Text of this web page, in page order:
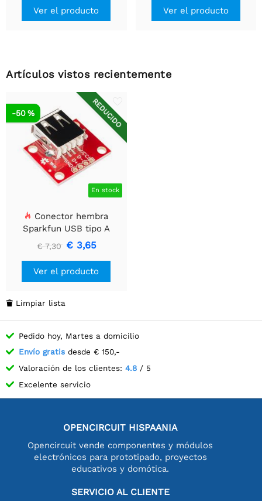
Ver el producto Ver el producto
Artículos vistos recientemente
REDUCIDO
En stock
-50 %
Conector hembra
Sparkfun USB tipo A
€ 7,30 € 3,65
Ver el producto
 Limpiar lista
Pedido hoy, Martes a domicilio
Envío gratis desde € 150,-
Valoración de los clientes: 4.8 / 5
Excelente servicio
OPENCIRCUIT HISPAANIA
Opencircuit vende componentes y módulos
electrónicos para prototipado, proyectos
educativos y domótica.
SERVICIO AL CLIENTE